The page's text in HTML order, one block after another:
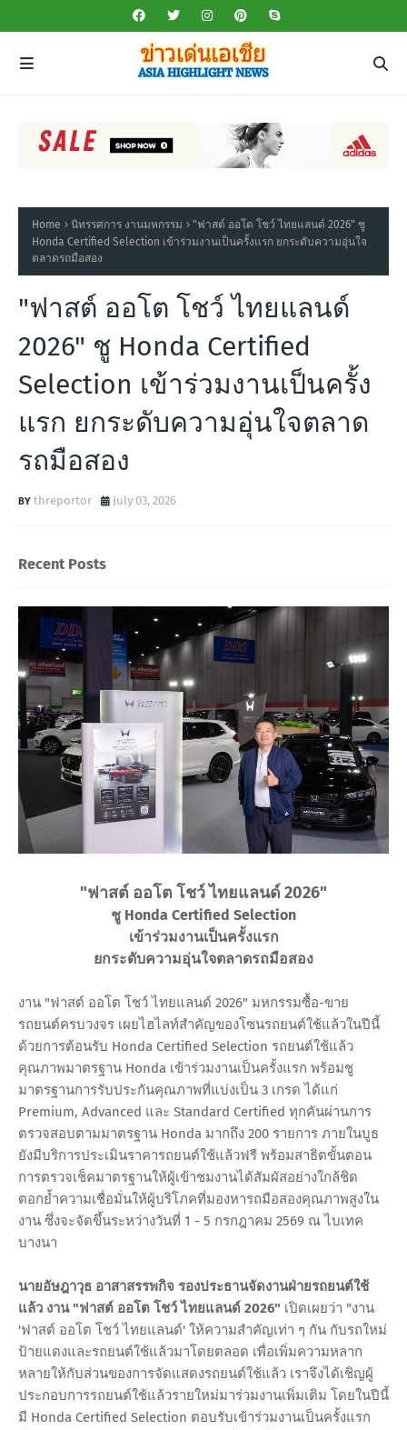
Home นิทรรศการ งานมหกรรม
"ฟาสต์ ออโต โชว์ ไทยแลนด์ 2026" ชู
Honda Certified Selection เข้าร่วมงานเป็นครั้งแรก ยกระดับความอุ่นใจ
ตลาดรถมือสอง
"ฟาสต์ ออโต โชว์ ไทยแลนด์
2026" ชู Honda Certified
Selection เข้าร่วมงานเป็นครั้ง
แรก ยกระดับความอุ่นใจตลาด
รถมือสอง
threportor July 03, 2026
Recent Posts
"ฟาสต์ ออโต โชว์ ไทยแลนด์ 2026"
ชู Honda Certified Selection
เข้าร่วมงานเป็นครั้งแรก
ยกระดับความอุ่นใจตลาดรถมือสอง
งาน "ฟาสต์ ออโต โชว์ ไทยแลนด์ 2026" มหกรรมซื้อ-ขาย
รถยนต์ครบวงจร เผยไฮไลท์สำคัญของโซนรถยนต์ใช้แล้วในปีนี้
ด้วยการต้อนรับ Honda Certified Selection รถยนต์ใช้แล้ว
คุณภาพมาตรฐาน Honda เข้าร่วมงานเป็นครั้งแรก พร้อมชู
มาตรฐานการรับประกันคุณภาพที่แบ่งเป็น 3 เกรด ได้แก่
Premium, Advanced และ Standard Certified ทุกคันผ่านการ
ตรวจสอบตามมาตรฐาน Honda มากถึง 200 รายการ ภายในบูธ
ยังมีบริการประเมินราคารถยนต์ใช้แล้วฟรี พร้อมสาธิตขั้นตอน
การตรวจเช็คมาตรฐานให้ผู้เข้าชมงานได้สัมผัสอย่างใกล้ชิด
ตอกย้ำความเชื่อมั่นให้ผู้บริโภคที่มองหารถมือสองคุณภาพสูงใน
งาน ซึ่งจะจัดขึ้นระหว่างวันที่ 1 - 5 กรกฎาคม 2569 ณ ไบเทค
บางนา
นายอัษฎาวุธ อาสาสรรพกิจ รองประธานจัดงานฝ่ายรถยนต์ใช้
แล้ว งาน "ฟาสต์ ออโต โชว์ ไทยแลนด์ 2026" เปิดเผยว่า "งาน
'ฟาสต์ ออโต โชว์ ไทยแลนด์' ให้ความสำคัญเท่า ๆ กัน กับรถใหม่
ป้ายแดงและรถยนต์ใช้แล้วมาโดยตลอด เพื่อเพิ่มความหลาก
หลายให้กับส่วนของการจัดแสดงรถยนต์ใช้แล้ว เราจึงได้เชิญผู้
ประกอบการรถยนต์ใช้แล้วรายใหม่มาร่วมงานเพิ่มเติม โดยในปีนี้
มี Honda Certified Selection ตอบรับเข้าร่วมงานเป็นครั้งแรก